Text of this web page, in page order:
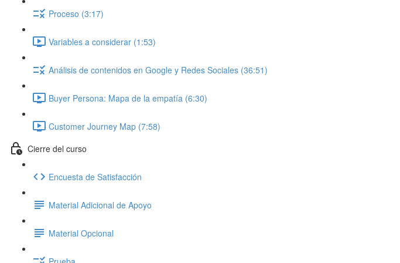
Proceso (3:17)
Variables a considerar (1:53)
Análisis de contenidos en Google y Redes Sociales (36:51)
Buyer Persona: Mapa de la empatía (6:30)
Customer Journey Map (7:58)
Cierre del curso
Encuesta de Satisfacción
Material Adicional de Apoyo
Material Opcional